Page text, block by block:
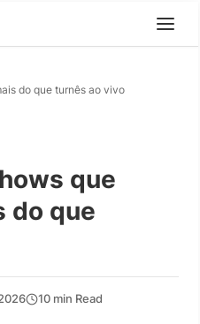
do que turnês ao vivo
que
do que
10 min Read